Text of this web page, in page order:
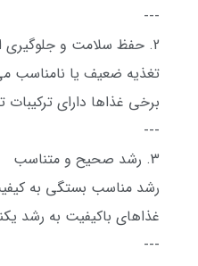
---
2. حفظ سلامت و جلوگیری از بیماری‌ها
تغذیه ضعیف یا نامناسب
برخی غذاها دارای
---
3. رشد صحیح و متناسب
رشد مناسب بستگی به
غذاهای باکیفیت به رشد
---